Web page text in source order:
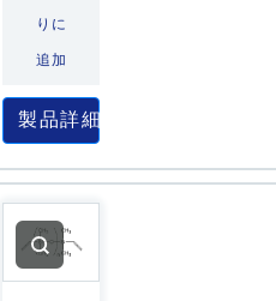
りに
追加
製品詳細